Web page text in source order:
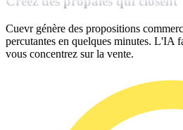
Cuevr génère des propositions
percutantes en quelques minutes. L'IA
vous concentrez sur la vente.